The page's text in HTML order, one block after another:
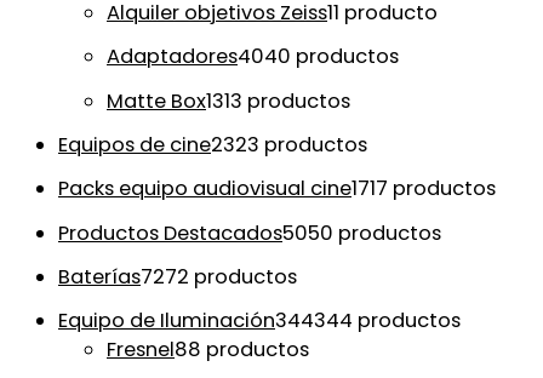
Alquiler objetivos Zeiss11 producto
Adaptadores4040 productos
Matte Box1313 productos
Equipos de cine2323 productos
Packs equipo audiovisual cine1717 productos
Productos Destacados5050 productos
Baterías7272 productos
Equipo de Iluminación344344 productos
Fresnel88 productos